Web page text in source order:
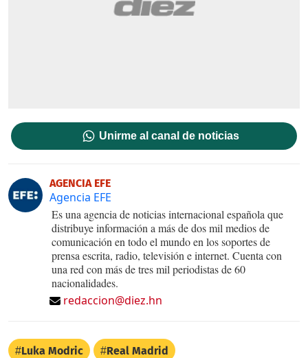
Unirme al canal de noticias
AGENCIA EFE
Agencia EFE
Es una agencia de noticias internacional española que
distribuye información a más de dos mil medios de
comunicación en todo el mundo en los soportes de
prensa escrita, radio, televisión e internet. Cuenta con
una red con más de tres mil periodistas de 60
nacionalidades.
redaccion@diez.hn
Luka Modric Real Madrid